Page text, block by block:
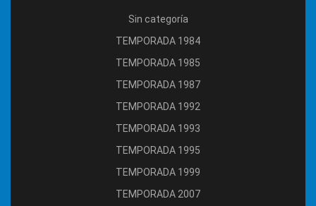
Sin categoría
TEMPORADA 1984
TEMPORADA 1985
TEMPORADA 1987
TEMPORADA 1992
TEMPORADA 1993
TEMPORADA 1995
TEMPORADA 1999
TEMPORADA 2007